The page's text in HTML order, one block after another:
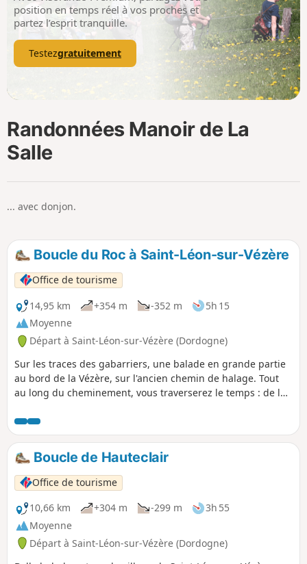
p
position en temps réel à vos proches et
partez l’esprit tranquille.
Testezgratuitement
Randonnées Manoir de La
Salle
... avec donjon.
Boucle du Roc à Saint-Léon-sur-Vézère
Office de tourisme
14,95 km
+354 m -352 m
5h 15
Moyenne
Départ à Saint-Léon-sur-Vézère (Dordogne)
Sur les traces des gabarriers, une balade en grande partie
au bord de la Vézère, sur l'ancien chemin de halage. Tout
au long du cheminement, vous traverserez le temps : de la
falaise et l'ancien fort troglodytique de la Roque Saint-
Christophe étant un parfait exemple du passage des
différentes civilisations au fil des siècles. Une version
longue (14,5km) et une version courte (4,6km) sont
possibles.
Boucle de Hauteclair
Office de tourisme
10,66 km
+304 m -299 m
3h 55
Moyenne
Départ à Saint-Léon-sur-Vézère (Dordogne)